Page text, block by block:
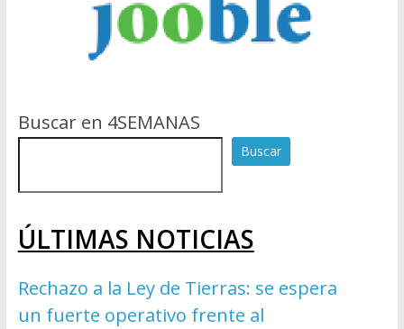
Buscar en 4SEMANAS
Buscar
ÚLTIMAS NOTICIAS
Rechazo a la Ley de Tierras: se espera
un fuerte operativo frente al